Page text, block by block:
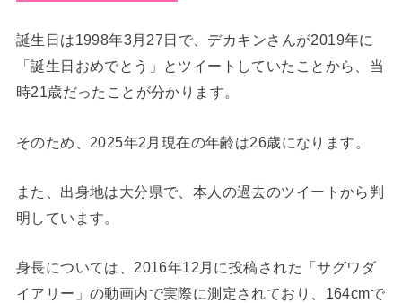
誕生日は1998年3月27日で、デカキンさんが2019年に
「誕生日おめでとう」とツイートしていたことから、当
時21歳だったことが分かります。
そのため、2025年2月現在の年齢は26歳になります。
また、出身地は大分県で、本人の過去のツイートから判
明しています。
身長については、2016年12月に投稿された「サグワダ
イアリー」の動画内で実際に測定されており、164cmで